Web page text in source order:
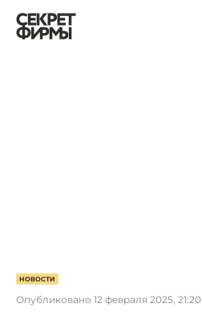
НОВОСТИ
Опубликовано 12 февраля 2025, 21:20